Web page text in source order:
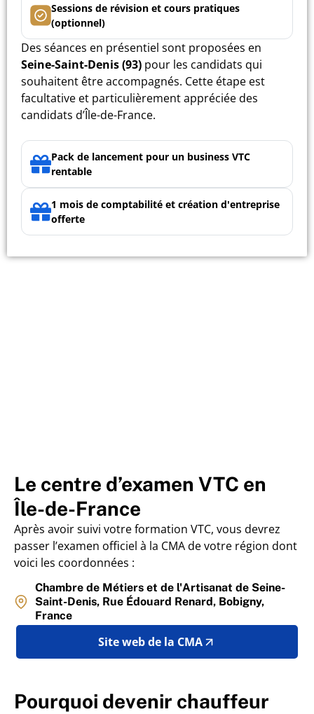
Sessions de révision et cours pratiques
(optionnel)
Des séances en présentiel sont proposées en
Seine-Saint-Denis (93) pour les candidats qui
souhaitent être accompagnés. Cette étape est
facultative et particulièrement appréciée des
candidats d’Île-de-France.
Pack de lancement pour un business VTC
rentable
1 mois de comptabilité et création d'entreprise
offerte
Le centre d’examen VTC en
Île-de-France
Après avoir suivi votre formation VTC, vous devrez
passer l’examen officiel à la CMA de votre région dont
voici les coordonnées :
Chambre de Métiers et de l'Artisanat de Seine-
Saint-Denis, Rue Édouard Renard, Bobigny,
France
Site web de la CMA
Pourquoi devenir chauffeur